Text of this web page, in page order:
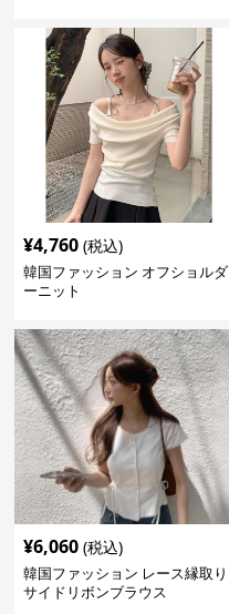
¥4,760 (税込)
韓国ファッション オフショルダ
ーニット
¥6,060 (税込)
韓国ファッション レース縁取り
サイドリボンブラウス